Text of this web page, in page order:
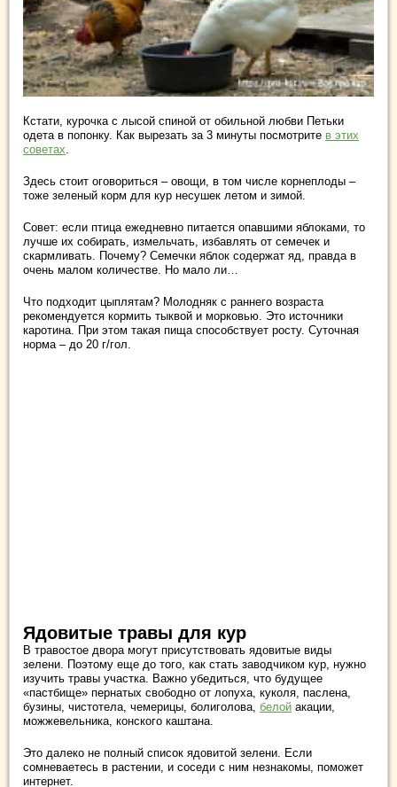
Кстати, курочка с лысой спиной от обильной любви Петьки
одета в попонку. Как вырезать за 3 минуты посмотрите в этих
советах
Здесь стоит оговориться – овощи, в том числе корнеплоды –
тоже зеленый корм для кур несушек летом и зимой.
Совет: если птица ежедневно питается опавшими яблоками, то
лучше их собирать, измельчать, избавлять от семечек и
скармливать. Почему? Семечки яблок содержат яд, правда в
очень малом количестве. Но мало ли…
Что подходит цыплятам? Молодняк с раннего возраста
рекомендуется кормить тыквой и морковью. Это источники
каротина. При этом такая пища способствует росту. Суточная
норма – до 20 г/гол.
Ядовитые травы для кур
В травостое двора могут присутствовать ядовитые виды
зелени. Поэтому еще до того, как стать заводчиком кур, нужно
изучить травы участка. Важно убедиться, что будущее
«пастбище» пернатых свободно от лопуха, куколя, паслена,
бузины, чистотела, чемерицы, болиголова, белой акации,
можжевельника, конского каштана.
Это далеко не полный список ядовитой зелени. Если
сомневаетесь в растении, и соседи с ним незнакомы, поможет
интернет.